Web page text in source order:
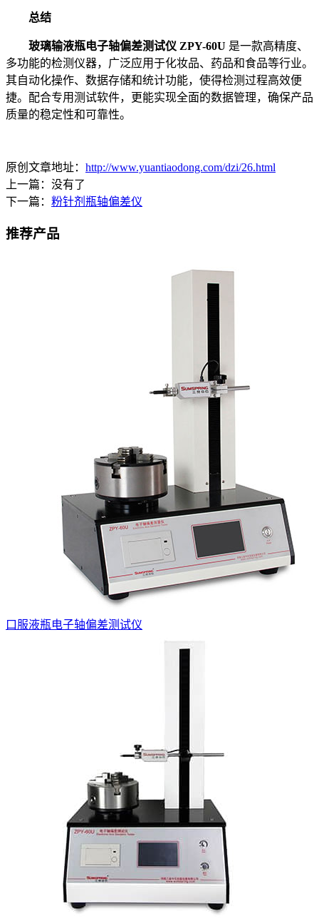
总结
玻璃输液瓶电子轴偏差测试仪 ZPY-60U 是一款高精度、
多功能的检测仪器，广泛应用于化妆品、药品和食品等行业。
其自动化操作、数据存储和统计功能，使得检测过程高效便
捷。配合专用测试软件，更能实现全面的数据管理，确保产品
质量的稳定性和可靠性。
原创文章地址： http://www.yuantiaodong.com/dzi/26.html
上一篇：没有了
下一篇： 粉针剂瓶轴偏差仪
推荐产品
口服液瓶电子轴偏差测试仪